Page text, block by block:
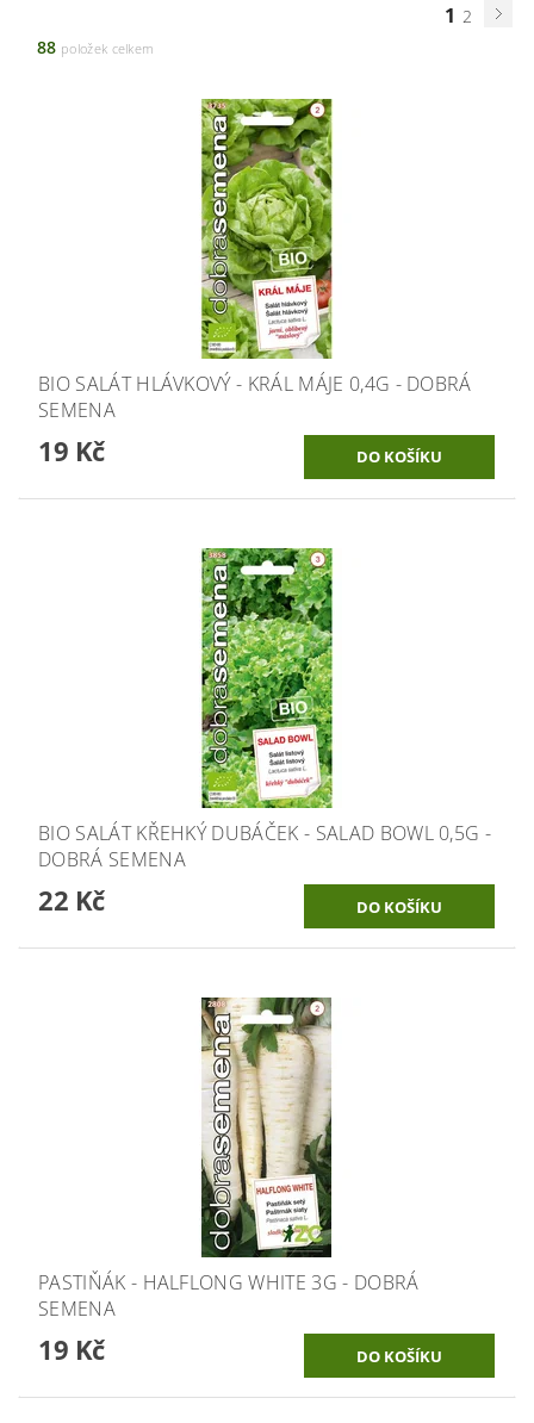
1 2
88 položek celkem
BIO SALÁT HLÁVKOVÝ - KRÁL MÁJE 0,4G - DOBRÁ
SEMENA
19 Kč
BIO SALÁT KŘEHKÝ DUBÁČEK - SALAD BOWL 0,5G -
DOBRÁ SEMENA
22 Kč
PASTIŇÁK - HALFLONG WHITE 3G - DOBRÁ
SEMENA
19 Kč